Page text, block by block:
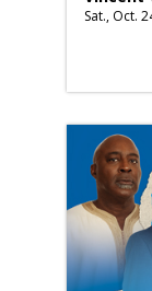
Sat., Oct.